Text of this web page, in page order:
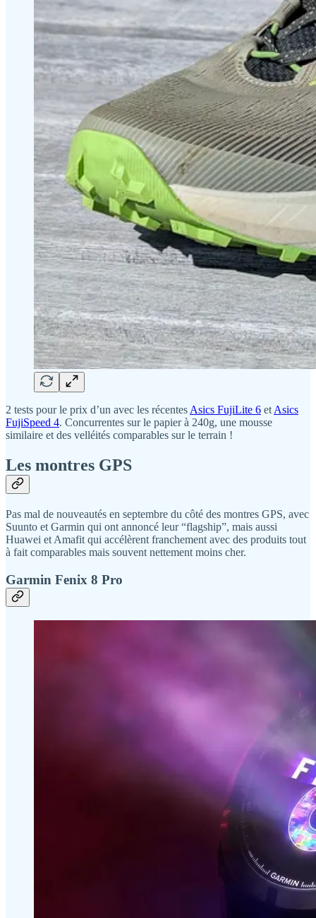
2 tests pour le prix d’un avec les récentesAsics FujiLite 6 etAsics
FujiSpeed 4. Concurrentes sur le papier à 240g, une mousse
similaire et des velléités comparables sur le terrain !
Les montres GPS
Pas mal de nouveautés en septembre du côté des montres GPS, avec
Suunto et Garmin qui ont annoncé leur “flagship”, mais aussi
Huawei et Amafit qui accélèrent franchement avec des produits tout
à fait comparables mais souvent nettement moins cher.
Garmin Fenix 8 Pro